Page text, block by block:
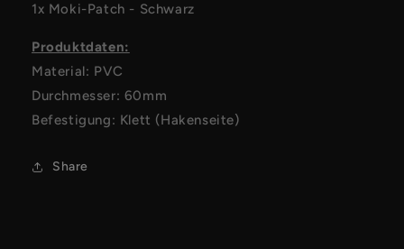
1x Moki-Patch - Schwarz
Produktdaten:
Material: PVC
Durchmesser: 60mm
Befestigung: Klett (Hakenseite)
Share